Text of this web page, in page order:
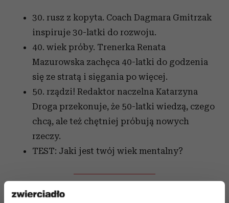
30. rusz z kopyta. Coach Dagmara Gmitrzak
inspiruje 30-latki do rozwoju.
40. wiek próby. Trenerka Renata
Mazurowska zachęca 40-latki do godzenia
się ze stratą i sięgania po więcej.
50. rządzi! Redaktor naczelna Katarzyna
Droga przekonuje, że 50-latki wiedzą, czego
chcą, ale też chętniej próbują nowych
rzeczy.
TEST: Jaki jest twój wiek mentalny?
Wiecej w Sensie 12/2015.